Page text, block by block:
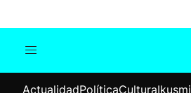
ActualidadPolíticaCultura